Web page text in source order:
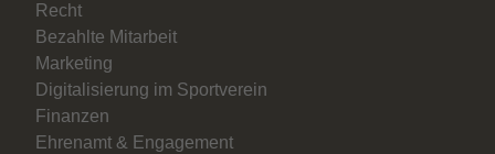
Recht
Bezahlte Mitarbeit
Marketing
Digitalisierung im Sportverein
Finanzen
Ehrenamt & Engagement